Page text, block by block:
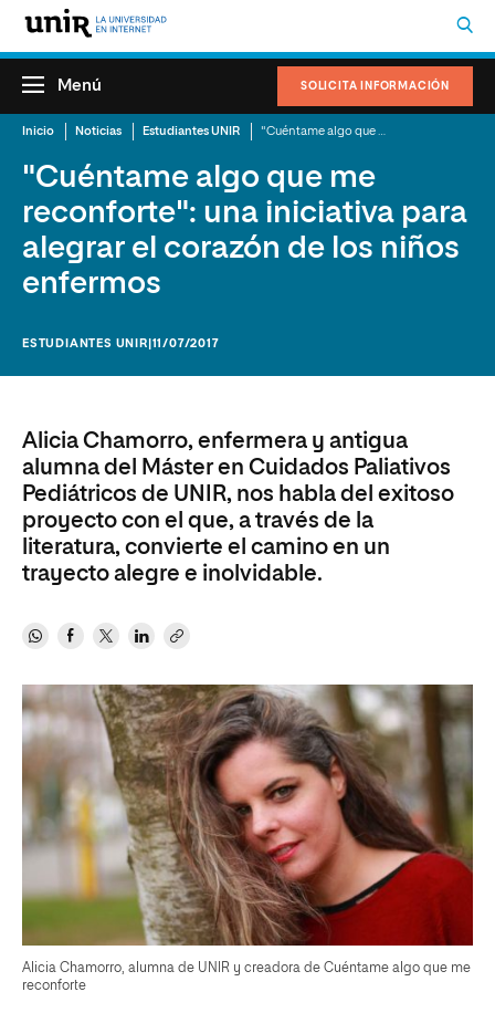
SOLICITA INFORMACIÓN
Menú
Inicio Noticias Estudiantes UNIR
"Cuéntame algo que me
reconforte": una iniciativa para
alegrar el corazón de los niños
enfermos
ESTUDIANTES UNIR |11/07/2017
Alicia Chamorro, enfermera y antigua
alumna del Máster en Cuidados Paliativos
Pediátricos de UNIR, nos habla del exitoso
proyecto con el que, a través de la
literatura, convierte el camino en un
trayecto alegre e inolvidable.
Alicia Chamorro, alumna de UNIR y creadora de Cuéntame algo que me
reconforte